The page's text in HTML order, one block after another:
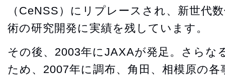
（CeNSS）にリプレースされ、新世代
術の研究開発に実績を残しています。
その後、2003年にJAXAが発足。さらな
ため、2007年に調布、角田、相模原の